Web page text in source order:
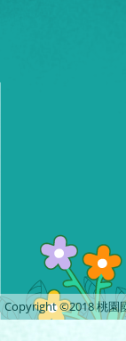
Copyright ©2018 桃園